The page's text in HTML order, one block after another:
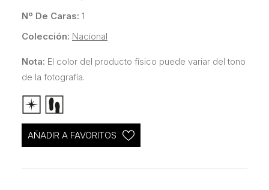
Nº De Caras: 1
Colección: Nacional
Nota: El color del producto físico puede variar del tono
de la fotografía.
AÑADIR A FAVORITOS